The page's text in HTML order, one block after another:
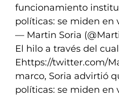
funcionamiento
políticas: se miden en
— Martin Soria
El hilo a través del
Ehttps://twitter.com/
marco, Soria advirtió
políticas: se miden en